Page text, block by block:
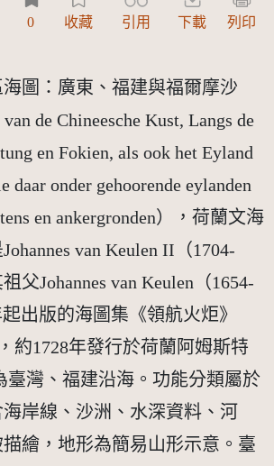
灣及其後版本(CC BY 3.0 TW +)
0 收藏 引用 下載 列印
海圖：廣東、福建與福爾摩沙
de Chineesche Kust, Langs de
en Fokien, als ook het Eyland
daar onder gehoorende eylanden
en ankergronden），荷蘭文海
van Keulen II（1704-
父Johannes van Keulen（1654-
出版的海圖集《領航火炬》
約1728年發行於荷蘭阿姆斯特
臺灣、福建沿海。功能分類屬於
岸線、沙洲、水深資料、河
繪，地形為簡易山形示意。臺